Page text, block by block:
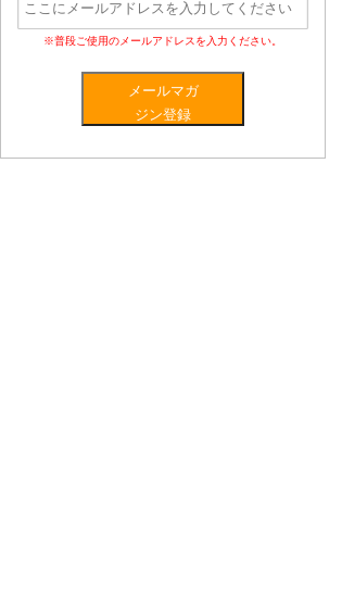
※普段ご使用のメールアドレスを入力ください。
メールマガ
ジン登録